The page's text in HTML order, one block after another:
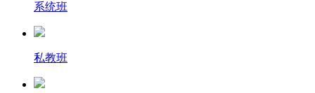
系统班
私教班